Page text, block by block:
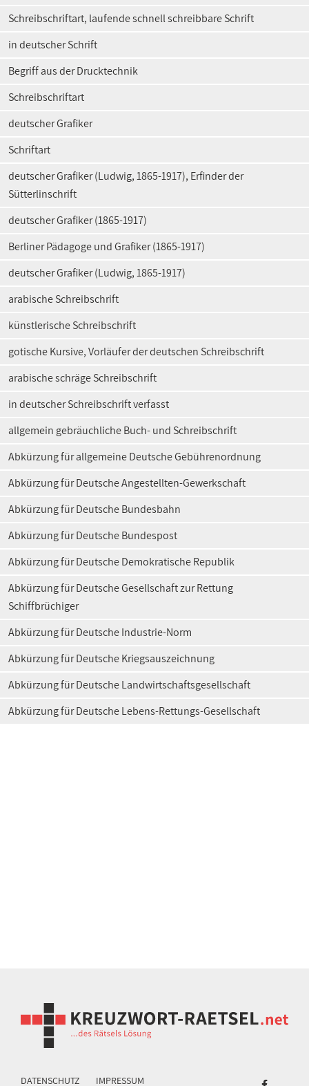
Schreibschriftart, laufende schnell schreibbare Schrift
in deutscher Schrift
Begriff aus der Drucktechnik
Schreibschriftart
deutscher Grafiker
Schriftart
deutscher Grafiker (Ludwig, 1865-1917), Erfinder der
Sütterlinschrift
deutscher Grafiker (1865-1917)
Berliner Pädagoge und Grafiker (1865-1917)
deutscher Grafiker (Ludwig, 1865-1917)
arabische Schreibschrift
künstlerische Schreibschrift
gotische Kursive, Vorläufer der deutschen Schreibschrift
arabische schräge Schreibschrift
in deutscher Schreibschrift verfasst
allgemein gebräuchliche Buch- und Schreibschrift
Abkürzung für allgemeine Deutsche Gebührenordnung
Abkürzung für Deutsche Angestellten-Gewerkschaft
Abkürzung für Deutsche Bundesbahn
Abkürzung für Deutsche Bundespost
Abkürzung für Deutsche Demokratische Republik
Abkürzung für Deutsche Gesellschaft zur Rettung
Schiffbrüchiger
Abkürzung für Deutsche Industrie-Norm
Abkürzung für Deutsche Kriegsauszeichnung
Abkürzung für Deutsche Landwirtschaftsgesellschaft
Abkürzung für Deutsche Lebens-Rettungs-Gesellschaft
DATENSCHUTZ IMPRESSUM